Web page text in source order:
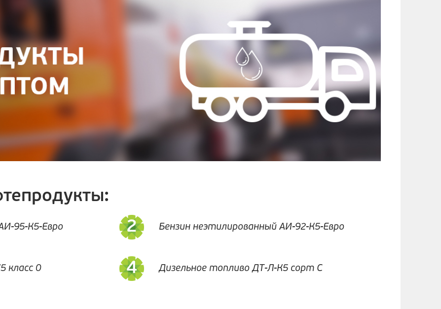
95-К5-Евро Бензин неэтилированный АИ-92-К5-Евро
класс 0 Дизельное топливо ДТ-Л-К5 сорт С